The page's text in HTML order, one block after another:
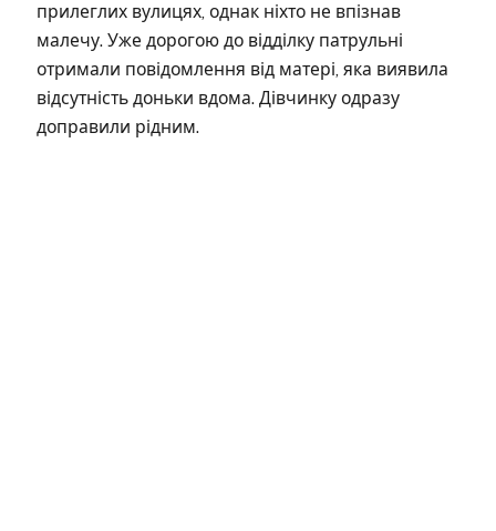
прилеглих вулицях, однак ніхто не впізнав
малечу. Уже дорогою до відділку патрульні
отримали повідомлення від матері, яка виявила
відсутність доньки вдома. Дівчинку одразу
доправили рідним.